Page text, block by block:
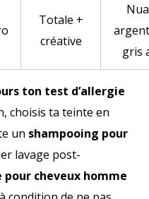
Totale +
créative
gris
ton test d’allergie
choisis ta teinte en
un shampooing pour
lavage post-
cheveux homme